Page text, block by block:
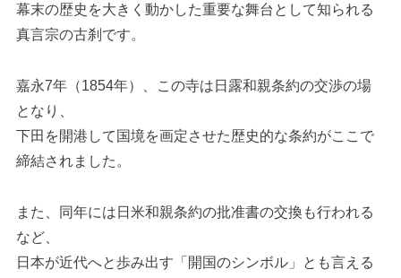
幕末の歴史を大きく動かした重要な舞台として知られる
真言宗の古刹です。
嘉永7年（1854年）、この寺は日露和親条約の交渉の場
となり、
下田を開港して国境を画定させた歴史的な条約がここで
締結されました。
また、同年には日米和親条約の批准書の交換も行われる
など、
日本が近代へと歩み出す「開国のシンボル」とも言える